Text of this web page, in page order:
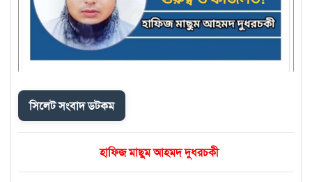
সিলেট সংবাদ ডটকম
হাফিজ মাছুম আহমদ দুধরচকী